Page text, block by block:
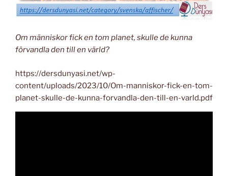
Om människor fick en tom planet, skulle de kunna
förvandla den till en värld?
https://dersdunyasi.net/wp-
content/uploads/2023/10/Om-manniskor-fick-en-tom-
planet-skulle-de-kunna-forvandla-den-till-en-varld.pdf